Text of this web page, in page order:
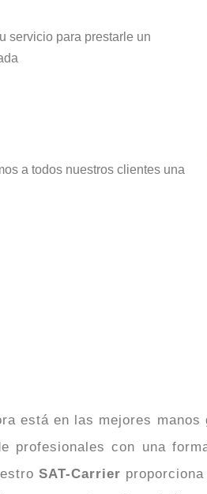
servicio para prestarle un
a todos nuestros clientes una
está en las mejores manos
profesionales con una
SAT-Carrier